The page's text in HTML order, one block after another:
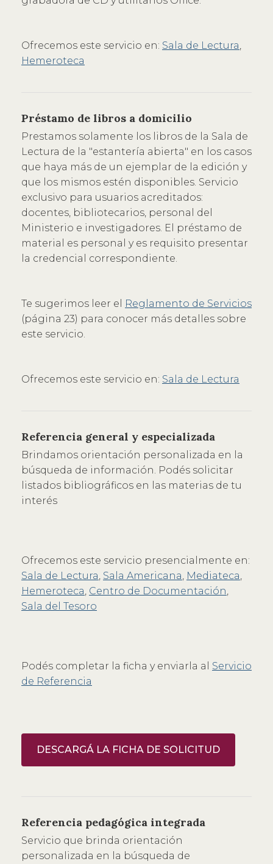
Ofrecemos este servicio en: Sala de Lectura
Hemeroteca
Préstamo de libros a domicilio
Prestamos solamente los libros de la Sala de
Lectura de la "estantería abierta" en los casos
que haya más de un ejemplar de la edición y
que los mismos estén disponibles. Servicio
exclusivo para usuarios acreditados:
docentes, bibliotecarios, personal del
Ministerio e investigadores. El préstamo de
material es personal y es requisito presentar
la credencial correspondiente.
Te sugerimos leer el
Reglamento de Servicios
(página 23) para conocer más detalles sobre
este servicio.
Ofrecemos este servicio en: Sala de Lectura
Referencia general y especializada
Brindamos orientación personalizada en la
búsqueda de información. Podés solicitar
listados bibliográficos en las materias de tu
interés
Ofrecemos este servicio presencialmente en:
Sala de Lectura Sala Americana Mediateca
Hemeroteca Centro de Documentación
Sala del Tesoro
Podés completar la ficha y enviarla al Servicio
de Referencia
DESCARGÁ LA FICHA DE SOLICITUD
Referencia pedagógica integrada
Servicio que brinda orientación
personalizada en la búsqueda de